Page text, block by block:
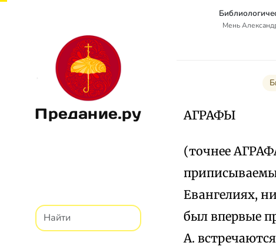
Предание.ру
Мень
АГРАФЫ
(точнее
Евангелиях,
был впервые
А.